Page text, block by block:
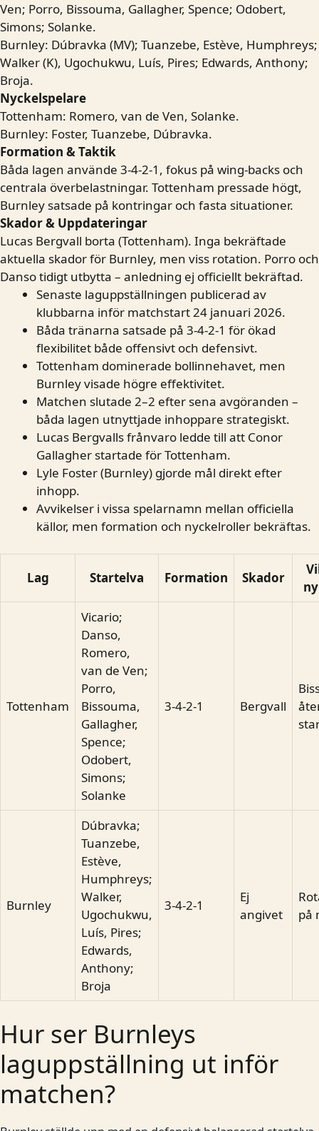
Ven; Porro, Bissouma, Gallagher, Spence; Odobert,
Simons; Solanke.
Burnley: Dúbravka (MV); Tuanzebe, Estève, Humphreys;
Walker (K), Ugochukwu, Luís, Pires; Edwards, Anthony;
Broja.
Nyckelspelare
Tottenham: Romero, van de Ven, Solanke.
Burnley: Foster, Tuanzebe, Dúbravka.
Formation & Taktik
Båda lagen använde 3-4-2-1, fokus på wing-backs och
centrala överbelastningar. Tottenham pressade högt,
Burnley satsade på kontringar och fasta situationer.
Skador & Uppdateringar
Lucas Bergvall borta (Tottenham). Inga bekräftade
aktuella skador för Burnley, men viss rotation. Porro och
Danso tidigt utbytta – anledning ej officiellt bekräftad.
Senaste laguppställningen publicerad av
klubbarna inför matchstart 24 januari 2026.
Båda tränarna satsade på 3-4-2-1 för ökad
flexibilitet både offensivt och defensivt.
Tottenham dominerade bollinnehavet, men
Burnley visade högre effektivitet.
Matchen slutade 2–2 efter sena avgöranden –
båda lagen utnyttjade inhoppare strategiskt.
Lucas Bergvalls frånvaro ledde till att Conor
Gallagher startade för Tottenham.
Lyle Foster (Burnley) gjorde mål direkt efter
inhopp.
Avvikelser i vissa spelarnamn mellan officiella
källor, men formation och nyckelroller bekräftas.
Lag Startelva Formation Skador
Tottenham
Vicario;
Danso,
Romero,
van de Ven;
Porro,
Bissouma,
Gallagher,
Spence;
Odobert,
Simons;
Solanke
3-4-2-1 Bergvall
Burnley
Dúbravka;
Tuanzebe,
Estève,
Humphreys;
Walker,
Ugochukwu,
Luís, Pires;
Edwards,
Anthony;
Broja
3-4-2-1
Ej
angivet
på
Hur ser Burnleys
laguppställning ut inför
matchen?